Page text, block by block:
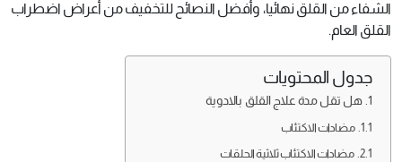
الشفاء من القلق نهائيا، وأفضل النصائح للتخفيف من أعراض اضطراب
القلق العام.
جدول المحتويات
هل تقل مدة علاج القلق بالادوية
مضادات الاكتئاب
مضادات الاكتئاب ثلاثية الحلقات